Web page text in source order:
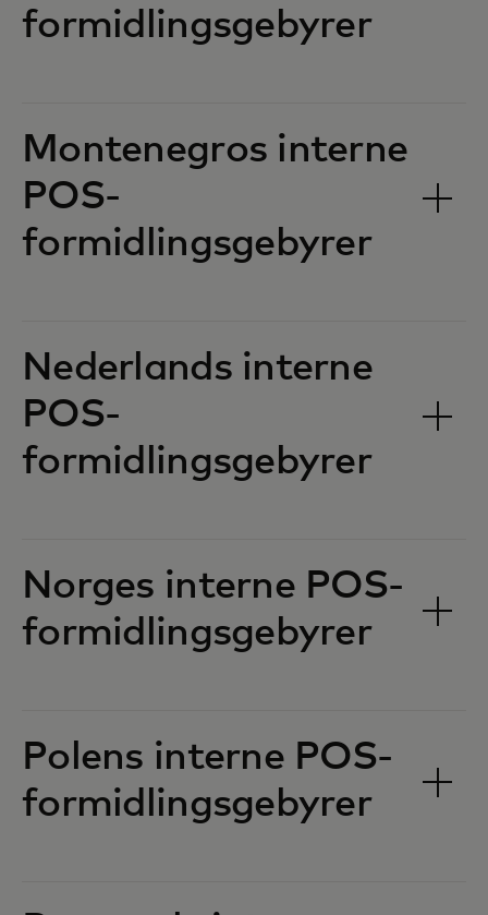
formidlingsgebyrer‎‎
Montenegros interne
POS-
formidlingsgebyrer‎‎
Nederlands interne
POS-
formidlingsgebyrer‎‎
Norges interne POS-
formidlingsgebyrer‎‎
Polens interne POS-
formidlingsgebyrer‎‎